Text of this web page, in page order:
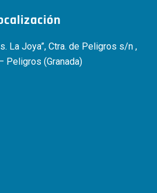
La Joya”, Ctra. de Peligros s/n ,
Peligros (Granada)